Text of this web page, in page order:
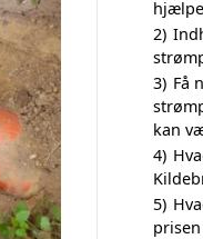
2)
3) Få
kan
4)
5)